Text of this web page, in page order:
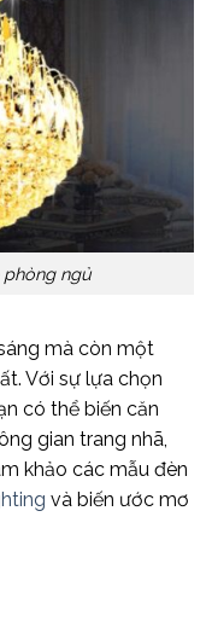
ngủ
mà còn một
Với sự lựa chọn
có thể biến căn
gian trang nhã,
khảo các mẫu đèn
và biến ước mơ